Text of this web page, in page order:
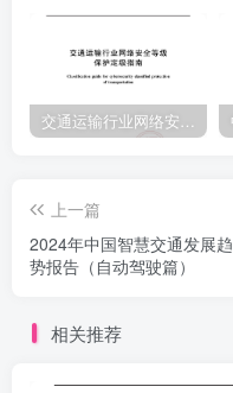
上一篇
2024年中国智慧交通发展趋
势报告（自动驾驶篇）
相关推荐